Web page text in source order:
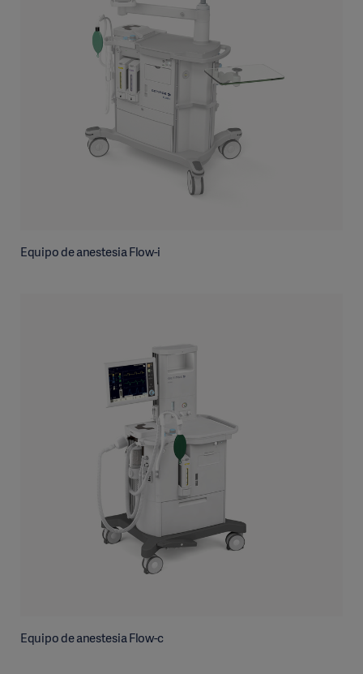
Equipo de anestesia Flow-i
Equipo de anestesia Flow-c